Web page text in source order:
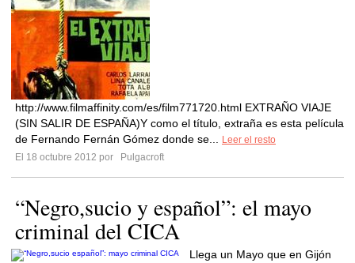
http://www.filmaffinity.com/es/film771720.html EXTRAÑO VIAJE
(SIN SALIR DE ESPAÑA)Y como el título, extraña es esta película
de Fernando Fernán Gómez donde se...
Leer el resto
El 18 octubre 2012 por
Pulgacroft
“Negro,sucio y español”: el mayo
criminal del CICA
Llega un Mayo que en Gijón